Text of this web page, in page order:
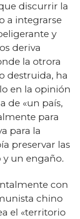
discurrir la
a integrarse
y
deriva
la otrora
destruida, ha
en la opinión
de «un país,
para
para la
preservar las
y un engaño.
con
chino
el «territorio